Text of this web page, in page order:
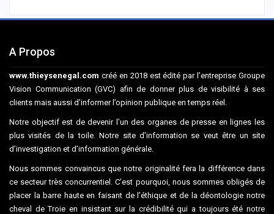
A Propos
www.thieysenegal.com créé en 2018 est édité par l’entreprise Groupe
Vision Communication (GVC) afin de donner plus de visibilité à ses
clients mais aussi d’informer l’opinion publique en temps réel.
Notre objectif est de devenir l’un des organes de presse en lignes les
plus visités de la toile. Notre site d’information se veut être un site
d’investigation et d’information générale.
Nous sommes convaincus que notre originalité fera la différence dans
ce secteur très concurrentiel. C’est pourquoi, nous sommes obligés de
placer la barre haute en faisant de l’éthique et de la déontologie notre
cheval de Troie en insistant sur la crédibilité qui a toujours été notre